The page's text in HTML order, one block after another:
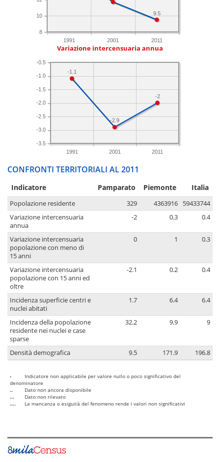
1991 2001 2011
8
10 9.5
Variazione intercensuaria annua
1991 2001 2011
-3.5
-3.0
-2.5
-2.0
-1.5
-1.0
-0.5
-2
-2.9
-1.1
CONFRONTI TERRITORIALI AL 2011
Indicatore Pamparato Piemonte Italia
Popolazione residente 329 4363916
59433744
Variazione intercensuaria
annua
-2 0.3 0.4
Variazione intercensuaria
popolazione con meno di
15 anni
0 1 0.3
Variazione intercensuaria
popolazione con 15 anni ed
oltre
-2.1 0.2 0.4
Incidenza superficie centri e
nuclei abitati
1.7 6.4 6.4
Incidenza della popolazione
residente nei nuclei e case
sparse
32.2 9.9 9
Densità demografica 9.5 171.9 196.8
-
Indicatore non applicabile per valore nullo o poco significativo del
denominatore
..
Dato non ancora disponibile
...
Dato non rilevato
....
La mancanza o esiguità del fenomeno rende i valori non significativi